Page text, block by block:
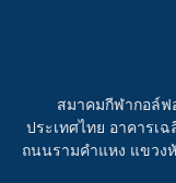
สมาคมกีฬากอล์ฟ
ประเทศไทย อาคารเ
ถนนรามคำแหง แขวง